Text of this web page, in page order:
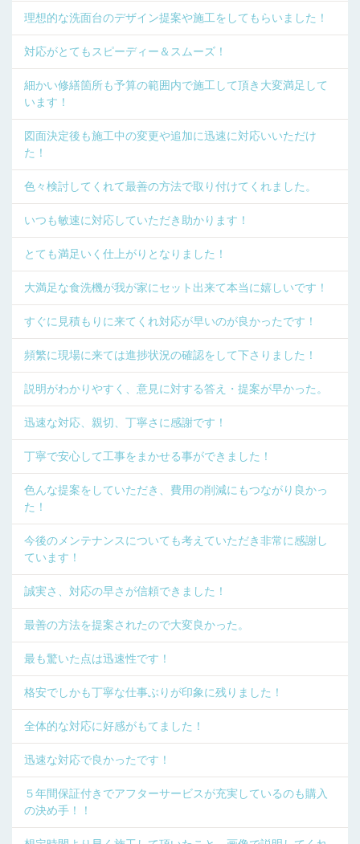
理想的な洗面台のデザイン提案や施工をしてもらいました！
対応がとてもスピーディー＆スムーズ！
細かい修繕箇所も予算の範囲内で施工して頂き大変満足して
います！
図面決定後も施工中の変更や追加に迅速に対応いいただけ
た！
色々検討してくれて最善の方法で取り付けてくれました。
いつも敏速に対応していただき助かります！
とても満足いく仕上がりとなりました！
大満足な食洗機が我が家にセット出来て本当に嬉しいです！
すぐに見積もりに来てくれ対応が早いのが良かったです！
頻繁に現場に来ては進捗状況の確認をして下さりました！
説明がわかりやすく、意見に対する答え・提案が早かった。
迅速な対応、親切、丁寧さに感謝です！
丁寧で安心して工事をまかせる事ができました！
色んな提案をしていただき、費用の削減にもつながり良かっ
た！
今後のメンテナンスについても考えていただき非常に感謝し
ています！
誠実さ、対応の早さが信頼できました！
最善の方法を提案されたので大変良かった。
最も驚いた点は迅速性です！
格安でしかも丁寧な仕事ぶりが印象に残りました！
全体的な対応に好感がもてました！
迅速な対応で良かったです！
５年間保証付きでアフターサービスが充実しているのも購入
の決め手！！